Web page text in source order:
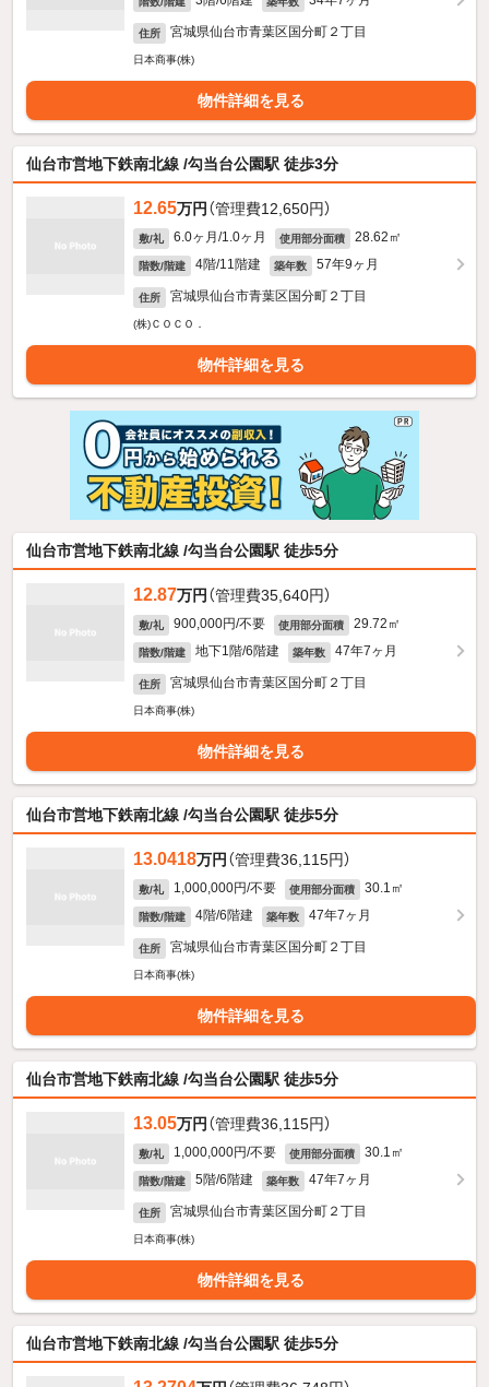
住所 宮城県仙台市青葉区国分町２丁目
日本商事(株)
物件詳細を見る
仙台市営地下鉄南北線 /勾当台公園駅 徒歩3分
12.65万円 （管理費12,650円）
敷/礼 6.0ヶ月/1.0ヶ月 使用部分面積 28.62㎡
階数/階建 4階/11階建 築年数 57年9ヶ月
住所 宮城県仙台市青葉区国分町２丁目
(株)ＣＯＣＯ．
物件詳細を見る
仙台市営地下鉄南北線 /勾当台公園駅 徒歩5分
12.87万円 （管理費35,640円）
敷/礼 900,000円/不要 使用部分面積 29.72㎡
階数/階建 地下1階/6階建 築年数 47年7ヶ月
住所 宮城県仙台市青葉区国分町２丁目
日本商事(株)
物件詳細を見る
仙台市営地下鉄南北線 /勾当台公園駅 徒歩5分
13.0418万円 （管理費36,115円）
敷/礼 1,000,000円/不要 使用部分面積 30.1㎡
階数/階建 4階/6階建 築年数 47年7ヶ月
住所 宮城県仙台市青葉区国分町２丁目
日本商事(株)
物件詳細を見る
仙台市営地下鉄南北線 /勾当台公園駅 徒歩5分
13.05万円 （管理費36,115円）
敷/礼 1,000,000円/不要 使用部分面積 30.1㎡
階数/階建 5階/6階建 築年数 47年7ヶ月
住所 宮城県仙台市青葉区国分町２丁目
日本商事(株)
物件詳細を見る
仙台市営地下鉄南北線 /勾当台公園駅 徒歩5分